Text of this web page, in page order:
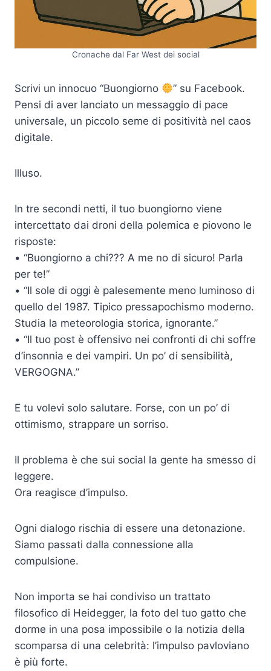
Cronache dal Far West dei social
Scrivi un innocuo “Buongiorno
” su Facebook.
Pensi di aver lanciato un messaggio di pace
universale, un piccolo seme di positività nel caos
digitale.
Illuso.
In tre secondi netti, il tuo buongiorno viene
intercettato dai droni della polemica e piovono le
risposte:
• “Buongiorno a chi??? A me no di sicuro! Parla
per te!”
• “Il sole di oggi è palesemente meno luminoso di
quello del 1987. Tipico pressapochismo moderno.
Studia la meteorologia storica, ignorante.”
• “Il tuo post è offensivo nei confronti di chi soffre
d’insonnia e dei vampiri. Un po’ di sensibilità,
VERGOGNA.”
E tu volevi solo salutare. Forse, con un po’ di
ottimismo, strappare un sorriso.
Il problema è che sui social la gente ha smesso di
leggere.
Ora reagisce d’impulso.
Ogni dialogo rischia di essere una detonazione.
Siamo passati dalla connessione alla
compulsione.
Non importa se hai condiviso un trattato
filosofico di Heidegger, la foto del tuo gatto che
dorme in una posa impossibile o la notizia della
scomparsa di una celebrità: l’impulso pavloviano
è più forte.